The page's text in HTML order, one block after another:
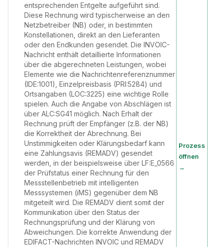
entsprechenden Entgelte aufgeführt sind.
Diese Rechnung wird typischerweise an den
Netzbetreiber (NB) oder, in bestimmten
Konstellationen, direkt an den Lieferanten
oder den Endkunden gesendet. Die INVOIC-
Nachricht enthält detaillierte Informationen
über die abgerechneten Leistungen, wobei
Elemente wie die Nachrichtenreferenznummer
(IDE:1001), Einzelpreisbasis (PRI:5284) und
Ortsangaben (LOC:3225) eine wichtige Rolle
spielen. Auch die Angabe von Abschlägen ist
über ALC:SG41 möglich. Nach Erhalt der
Rechnung prüft der Empfänger (z.B. der NB)
die Korrektheit der Abrechnung. Bei
Unstimmigkeiten oder Klärungsbedarf kann
eine Zahlungsavis (REMADV) gesendet
werden, in der beispielsweise über LF:E_0566
der Prüfstatus einer Rechnung für den
Messstellenbetrieb mit intelligenten
Messsystemen (iMS) gegenüber dem NB
mitgeteilt wird. Die REMADV dient somit der
Kommunikation über den Status der
Rechnungsprüfung und der Klärung von
Abweichungen. Die korrekte Anwendung der
EDIFACT-Nachrichten INVOIC und REMADV
Prozess
öffnen
→